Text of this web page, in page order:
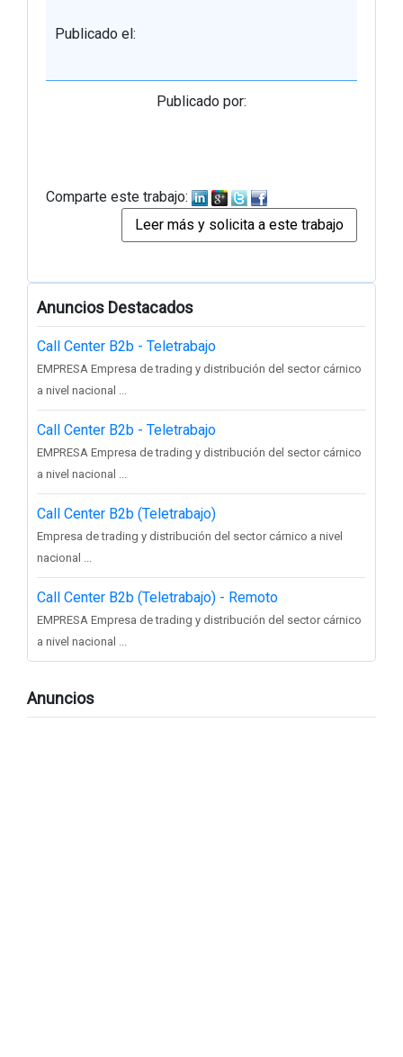
Publicado el:
Publicado por:
Comparte este trabajo:
Anuncios Destacados
Call Center B2b - Teletrabajo
EMPRESA Empresa de trading y distribución del sector cárnico
a nivel nacional ...
Call Center B2b - Teletrabajo
EMPRESA Empresa de trading y distribución del sector cárnico
a nivel nacional ...
Call Center B2b (Teletrabajo)
Empresa de trading y distribución del sector cárnico a nivel
nacional ...
Call Center B2b (Teletrabajo) - Remoto
EMPRESA Empresa de trading y distribución del sector cárnico
a nivel nacional ...
Anuncios